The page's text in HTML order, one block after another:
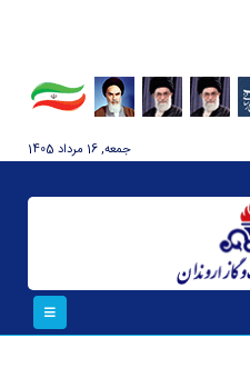
جمعه, 16 مرداد 1405